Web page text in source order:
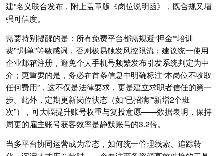
建”名义联合发布，附上盖章版《岗位说明函》，既合规又增
强可信度。
需要特别提醒的是：所有免费平台都需规避“押金”“培训
费”“刷单”等敏感词，否则极易触发风控限流；建议统一使用
企业邮箱注册，避免个人手机号频繁发布引发系统判定为中
介；更重要的是，务必在首条信息中明确标注“本岗位不收取
任何费用”，这不仅是法律要求，更是建立求职者信任的第一
步。此外，定期更新岗位状态（如“已招满”“新增2个班
次”），可大幅提升账号权重与复投意愿——数据表明，保持
周更的雇主账号获客效率是静默账号的3.2倍。
当多平台协同运营成为常态，如何统一管理线索、追踪转